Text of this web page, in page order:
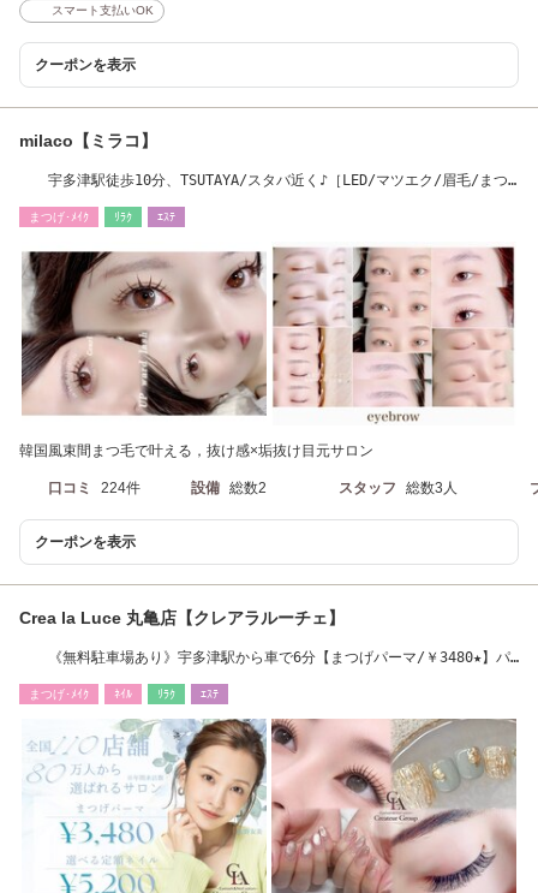
スマート支払いOK
クーポンを表示
milaco【ミラコ】
宇多津駅徒歩10分、TSUTAYA/スタバ近く♪［LED/マツエク/眉毛/まつ
まつげ･ﾒｲｸ ﾘﾗｸ ｴｽﾃ
韓国風束間まつ毛で叶える，抜け感×垢抜け目元サロン
口コミ 224件 設備 総数2 スタッフ 総数3人
クーポンを表示
Crea la Luce 丸亀店【クレアラルーチェ】
《無料駐車場あり》宇多津駅から車で6分【まつげパーマ/￥3480★】パ
まつげ･ﾒｲｸ ﾈｲﾙ ﾘﾗｸ ｴｽﾃ